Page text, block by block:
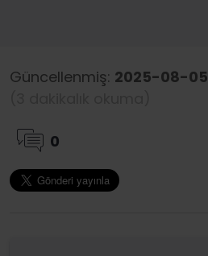
Güncellenmiş: 2025-08-05
0